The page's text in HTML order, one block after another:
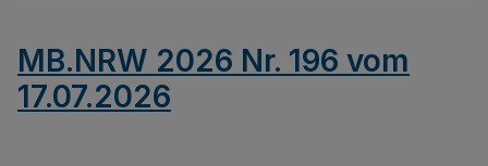
MB.NRW 2026 Nr. 196 vom
17.07.2026